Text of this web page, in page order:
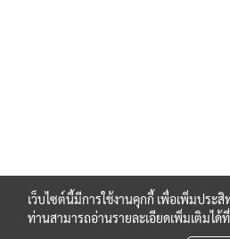
เว็บไซต์นี้มีการใช้งานคุกกี้ เพื่อเพิ่มประ
ท่านสามารถอ่านรายละเอียดเพิ่มเติมได้ที่